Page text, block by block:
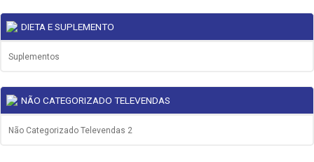
DIETA E SUPLEMENTO
Suplementos
NÃO CATEGORIZADO TELEVENDAS
Não Categorizado Televendas 2